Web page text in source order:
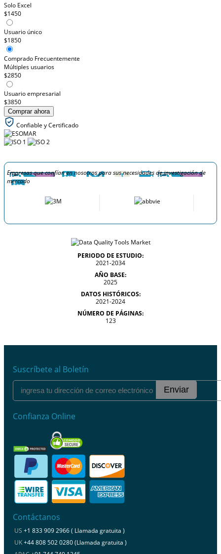
Solo Excel
$1450
Usuario único
$1850
Comprado Frecuentemente
Múltiples usuarios
$2850
Usuario empresarial
$3850
Comprar ahora
Confiable y Certificado
Empresas que confían en nosotros para sus necesidades de investigación de
mercado
PERIODO DE ESTUDIO:
2021-2034
AÑO BASE:
2025
DATOS HISTÓRICOS:
2021-2024
NÚMERO DE PÁGINAS:
123
Suscríbete al Boletín
Enviar
Confianza Online
Contáctanos
US +1 833 909 2966 ( Llamada gratuita )
UK+44 808 502 0280 (Llamada gratuita )